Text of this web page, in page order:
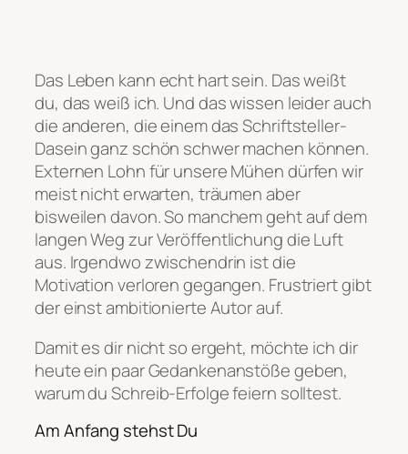
Das Leben kann echt hart sein. Das weißt
du, das weiß ich. Und das wissen leider auch
die anderen, die einem das Schriftsteller-
Dasein ganz schön schwer machen können.
Externen Lohn für unsere Mühen dürfen wir
meist nicht erwarten, träumen aber
bisweilen davon. So manchem geht auf dem
langen Weg zur Veröffentlichung die Luft
aus. Irgendwo zwischendrin ist die
Motivation verloren gegangen. Frustriert gibt
der einst ambitionierte Autor auf.
Damit es dir nicht so ergeht, möchte ich dir
heute ein paar Gedankenanstöße geben,
warum du Schreib-Erfolge feiern solltest.
Am Anfang stehst Du